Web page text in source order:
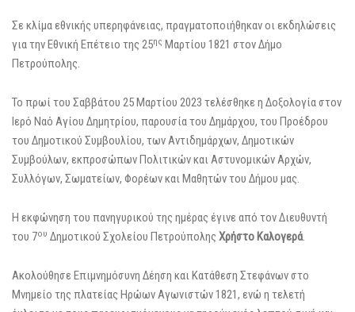
Σε κλίμα εθνικής υπερηφάνειας, πραγματοποιήθηκαν οι εκδηλώσεις
για την Εθνική Επέτειο της 25ης Μαρτίου 1821 στον Δήμο
Πετρούπολης.
Το πρωί του Σαββάτου 25 Μαρτίου 2023 τελέσθηκε η Δοξολογία στον
Ιερό Ναό Αγίου Δημητρίου, παρουσία του Δημάρχου, του Προέδρου
του Δημοτικού Συμβουλίου, των Αντιδημάρχων, Δημοτικών
Συμβούλων, εκπροσώπων Πολιτικών και Αστυνομικών Αρχών,
Συλλόγων, Σωματείων, Φορέων και Μαθητών του Δήμου μας.
Η εκφώνηση του πανηγυρικού της ημέρας έγινε από τον Διευθυντή
του 7ου Δημοτικού Σχολείου Πετρούπολης Χρήστο Καλογερά.
Ακολούθησε Επιμνημόσυνη Δέηση και Κατάθεση Στεφάνων στο
Μνημείο της πλατείας Ηρώων Αγωνιστών 1821, ενώ η τελετή